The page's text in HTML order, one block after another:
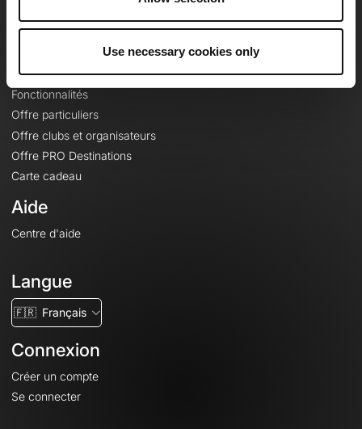
Use necessary cookies only
Le Mag'
Fonds de cartes topographiques
Fonctionnalités
Offre particuliers
Offre clubs et organisateurs
Offre PRO Destinations
Carte cadeau
Aide
Centre d'aide
Langue
🇫🇷 Français
Connexion
Créer un compte
Se connecter